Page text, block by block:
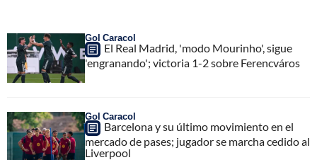
Gol Caracol
El Real Madrid, 'modo Mourinho', sigue
'engranando'; victoria 1-2 sobre Ferencváros
Gol Caracol
Barcelona y su último movimiento en el
mercado de pases; jugador se marcha cedido al
Liverpool